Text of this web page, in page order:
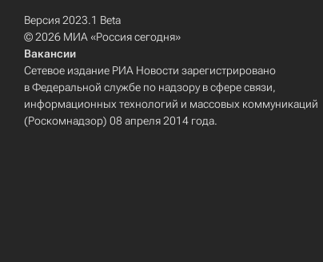
Версия 2023.1 Beta
© 2026 МИА «Россия сегодня»
Вакансии
Сетевое издание РИА Новости зарегистрировано
в Федеральной службе по надзору в сфере связи,
информационных технологий и массовых коммуникаций
(Роскомнадзор) 08 апреля 2014 года.